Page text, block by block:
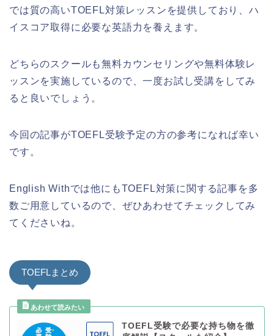
では質の高いTOEFL対策レッスンを提供しており、ハ
イスコア取得に必要な英語力を養えます。
どちらのスクールも無料カウンセリングや無料体験レ
ッスンを実施しているので、一度お試し受講をしてみ
ると良いでしょう。
今回の記事がTOEFL受験予定の方の参考になれば幸い
です。
English Withでは他にもTOEFL対策に関する記事を多
数ご用意しているので、ぜひあわせてチェックしてみ
てくださいね。
TOEFLまとめ
TOEFL受験で必要な持ち物を徹